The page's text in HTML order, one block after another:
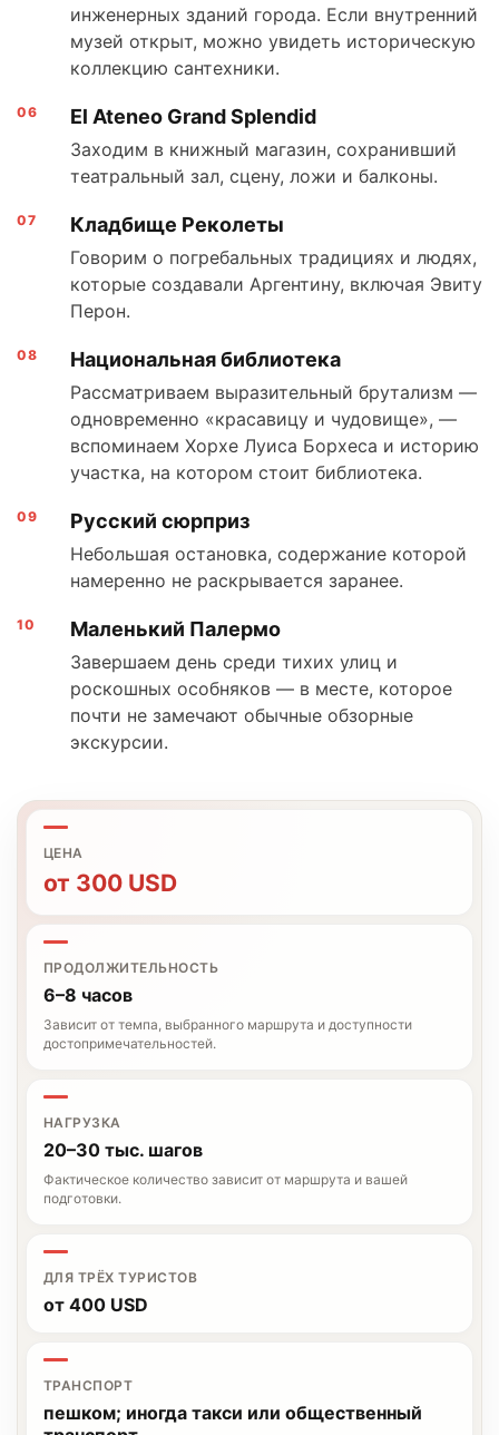
инженерных зданий города. Если внутренний
музей открыт, можно увидеть историческую
коллекцию сантехники.
El Ateneo Grand Splendid
Заходим в книжный магазин, сохранивший
театральный зал, сцену, ложи и балконы.
Кладбище Реколеты
Говорим о погребальных традициях и людях,
которые создавали Аргентину, включая Эвиту
Перон.
Национальная библиотека
Рассматриваем выразительный брутализм —
одновременно «красавицу и чудовище», —
вспоминаем Хорхе Луиса Борхеса и историю
участка, на котором стоит библиотека.
Русский сюрприз
Небольшая остановка, содержание которой
намеренно не раскрывается заранее.
Маленький Палермо
Завершаем день среди тихих улиц и
роскошных особняков — в месте, которое
почти не замечают обычные обзорные
экскурсии.
ЦЕНА
от 300 USD
ПРОДОЛЖИТЕЛЬНОСТЬ
6–8 часов
Зависит от темпа, выбранного маршрута и доступности
достопримечательностей.
НАГРУЗКА
20–30 тыс. шагов
Фактическое количество зависит от маршрута и вашей
подготовки.
ДЛЯ ТРЁХ ТУРИСТОВ
от 400 USD
ТРАНСПОРТ
пешком; иногда такси или общественный